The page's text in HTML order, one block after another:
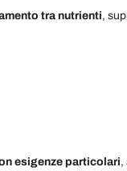
tra nutrienti,
esigenze particolari,